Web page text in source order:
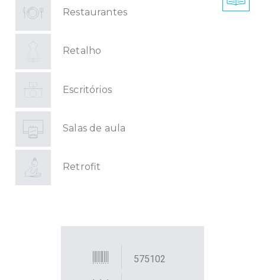
Restaurantes
Retalho
Escritórios
Salas de aula
Retrofit
575102